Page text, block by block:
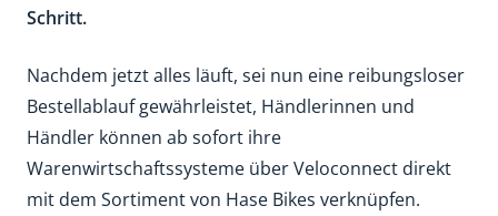
Schritt.
Nachdem jetzt alles läuft, sei nun eine reibungsloser
Bestellablauf gewährleistet, Händlerinnen und
Händler können ab sofort ihre
Warenwirtschaftssysteme über Veloconnect direkt
mit dem Sortiment von Hase Bikes verknüpfen.